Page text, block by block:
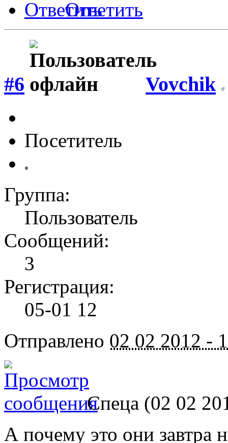
Ответить
#6 Vovchik
Посетитель
Группа:
Пользователь
Сообщений:
3
Регистрация:
05-01 12
Отправлено 02 02 2012 -
Спеца (02 02
А почему это они завтра